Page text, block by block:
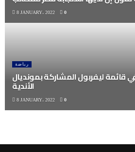
8 JANUARY، 2022 0
رياضة
قائمة ليفربول المشاركة بمونديال
الأندية
8 JANUARY، 2022 0